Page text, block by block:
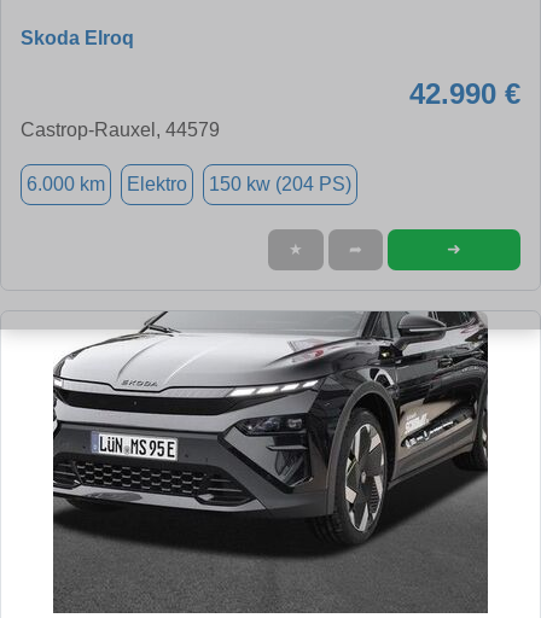
Skoda Elroq
42.990 €
Castrop-Rauxel, 44579
6.000 km Elektro 150 kw (204 PS)
★ ➦ ➜